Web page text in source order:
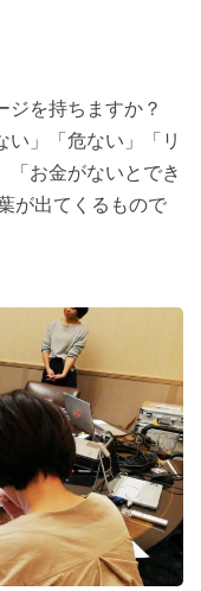
ジを持ちますか？
い」「危ない」「リ
「お金がないとでき
が出てくるもので